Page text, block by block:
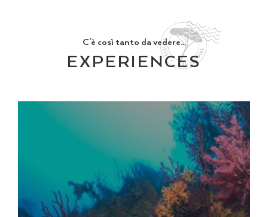
C'è così tanto da vedere...
EXPERIENCES